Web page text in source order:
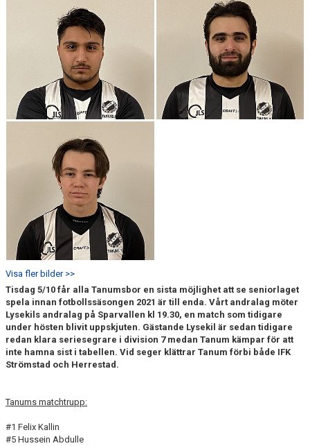
Visa fler bilder >>
Tisdag 5/10 får alla Tanumsbor en sista möjlighet att se seniorlaget
spela innan fotbollssäsongen 2021 är till enda. Vårt andralag möter
Lysekils andralag på Sparvallen kl 19.30, en match som tidigare
under hösten blivit uppskjuten. Gästande Lysekil är sedan tidigare
redan klara seriesegrare i division 7 medan Tanum kämpar för att
inte hamna sist i tabellen. Vid seger klättrar Tanum förbi både IFK
Strömstad och Herrestad.
Tanums matchtrupp:
#1 Felix Kallin
#5 Hussein Abdulle